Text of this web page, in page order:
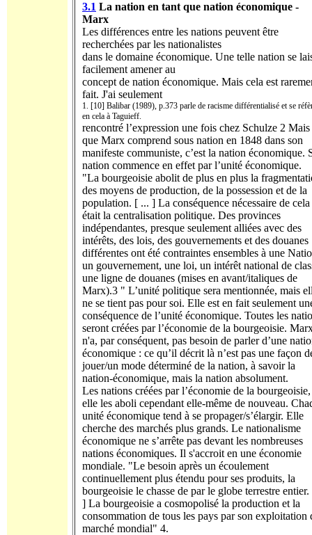
3.1 La nation en tant que nation économique -
Marx
Les différences entre les nations peuvent être
recherchées par les nationalistes
dans le domaine économique. Une telle nation se
facilement amener au
concept de nation économique. Mais cela est
fait. J'ai seulement
1. [10] Balibar (1989), p.373 parle de racisme différentialisé et se
en cela à Taguieff.
rencontré l’expression une fois chez Schulze 2 Mais
que Marx comprend sous nation en 1848 dans son
manifeste communiste, c’est la nation économique.
nation commence en effet par l’unité économique.
"La bourgeoisie abolit de plus en plus la
des moyens de pro­duction, de la possession et de la
population. [ ... ] La conséquence nécessaire de cela
était la centralisation politique. Des provinces
indépendantes, presque seulement alliées avec des
intérêts, des lois, des gouvernements et des douanes
différentes ont été contraintes ensembles à une
un gouvernement, une loi, un intérêt national de
une ligne de douanes (mises en avant/italiques de
Marx).3 " L’unité politique sera mentionnée, mais
ne se tient pas pour soi. Elle est en fait seulement
conséquence de l’unité économique. Toutes les
seront créées par l’économie de la bourgeoisie.
n'a, par conséquent, pas besoin de parler d’une
économique : ce qu’il décrit là n’est pas une façon
jouer/un mode déterminé de la nation, à savoir la
nation-économique, mais la nation absolument.
Les nations créées par l’économie de la bourgeoisie,
elle les aboli cependant elle-même de nouveau.
unité économique tend à se propager/s’élargir. Elle
cherche des marchés plus grands. Le nationalisme
économique ne s’arrête pas devant les nombreuses
nations économiques. Il s'accroit en une économie
mondiale. "Le besoin après un écoulement
continuellement plus étendu pour ses produits, la
bourgeoisie le chasse de par le globe terrestre
] La bourgeoisie a cosmopolisé la production et la
consommation de tous les pays par son exploitation
marché mondial" 4.